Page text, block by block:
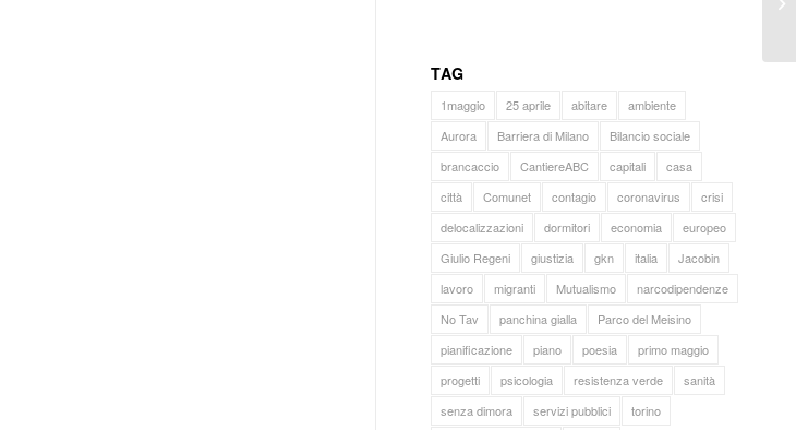
TAG
1maggio 25 aprile abitare
ambiente
Aurora
Barriera di Milano
Bilancio sociale
brancaccio
CantiereABC capitali
casa
città
Comunet contagio coronavirus
crisi
delocalizzazioni
dormitori economia
europeo
Giulio Regeni
giustizia gkn italia
Jacobin
lavoro
migranti Mutualismo
narcodipendenze
No Tav
panchina gialla
Parco del Meisino
pianificazione
piano poesia
primo maggio
progetti
psicologia resistenza verde
sanità
senza dimora
servizi pubblici
torino